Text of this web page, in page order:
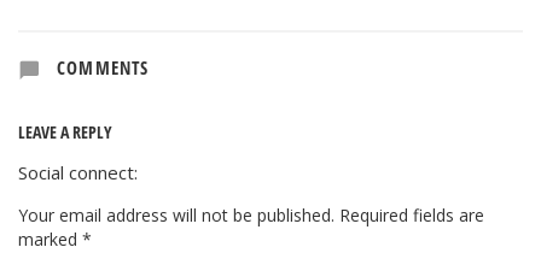
COMMENTS
LEAVE A REPLY
Social connect:
Your email address will not be published. Required fields are
marked *